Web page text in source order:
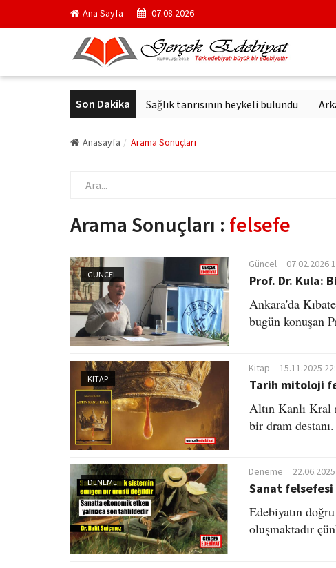
Ana Sayfa 07.08.2026
Son Dakika
başkanı oldu Sağlık tanrısının heykeli bulundu Arkanda
Anasayfa Arama Sonuçları
Arama Sonuçları : felsefe
GÜNCEL
Güncel 07.02.2026
Prof. Dr. Kula:
Ankara'da
bugün konuşan
KITAP
Kitap 15.11.2025
Tarih mitoloji
Altın Kanlı
bir dram destanı.
DENEME
Deneme
Sanat felsefesi
Edebiyatın
oluşmaktadır